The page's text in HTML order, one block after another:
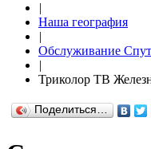
|
Наша география
|
Обслуживание
|
Триколор ТВ
Поделиться…